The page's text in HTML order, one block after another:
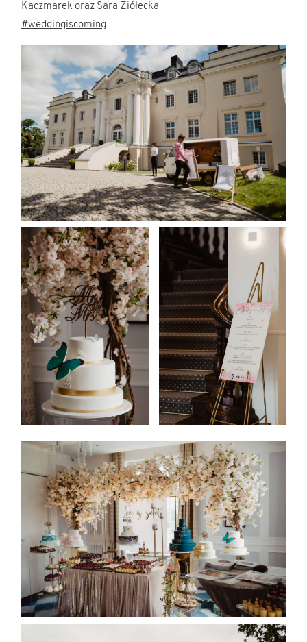
Kaczmarek oraz Sara Ziółecka
#weddingiscoming